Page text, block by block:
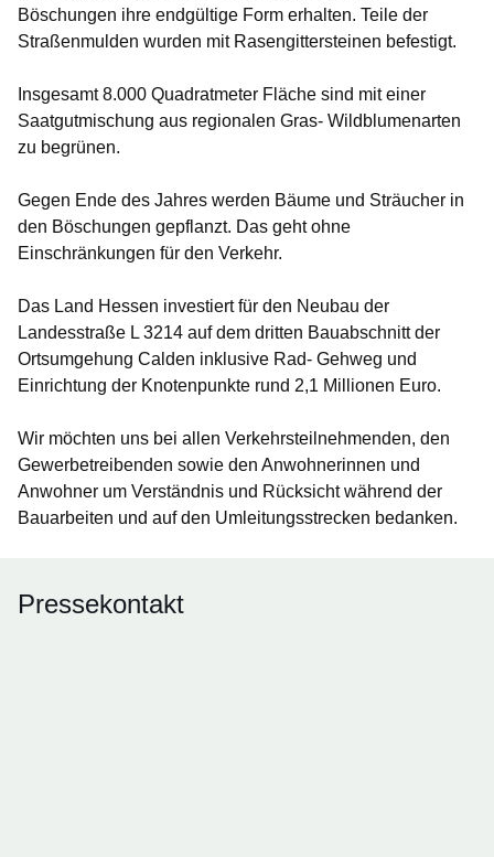
Böschungen ihre endgültige Form erhalten. Teile der
Straßenmulden wurden mit Rasengittersteinen befestigt.
Insgesamt 8.000 Quadratmeter Fläche sind mit einer
Saatgutmischung aus regionalen Gras- Wildblumenarten
zu begrünen.
Gegen Ende des Jahres werden Bäume und Sträucher in
den Böschungen gepflanzt. Das geht ohne
Einschränkungen für den Verkehr.
Das Land Hessen investiert für den Neubau der
Landesstraße L 3214 auf dem dritten Bauabschnitt der
Ortsumgehung Calden inklusive Rad- Gehweg und
Einrichtung der Knotenpunkte rund 2,1 Millionen Euro.
Wir möchten uns bei allen Verkehrsteilnehmenden, den
Gewerbetreibenden sowie den Anwohnerinnen und
Anwohner um Verständnis und Rücksicht während der
Bauarbeiten und auf den Umleitungsstrecken bedanken.
Pressekontakt